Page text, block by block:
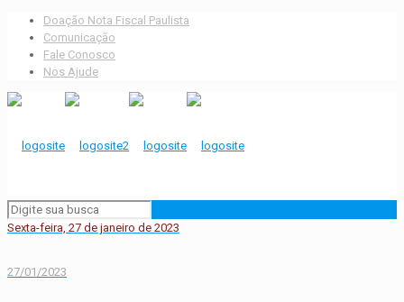
Doação Nota Fiscal Paulista
Comunicação
Fale Conosco
Nos Ajude
Sexta-feira, 27 de janeiro de 2023
27/01/2023